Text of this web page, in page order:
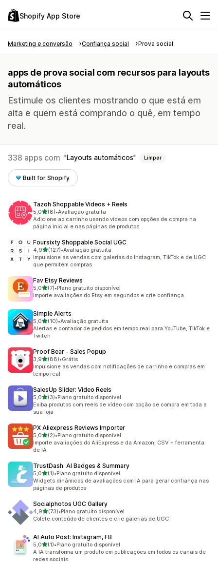
Shopify App Store
Marketing e conversão Confiança social Prova social
apps de prova social com recursos para layouts
automáticos
Estimule os clientes mostrando o que está em
alta e quem está comprando o quê, em tempo
real.
338 apps com Layouts automáticos Limpar
Built for Shopify
Tazoh Shoppable Videos + Reels
5,0de 5 estrelas
(8)
8 avaliações ao todo
•Avaliação gratuita
Adicione ao carrinho usando vídeos com opções de compra na
página inicial e nas páginas de produtos
Foursixty Shoppable Social UGC
4,9de 5 estrelas
(127)
127 avaliações ao todo
•Avaliação gratuita
Impulsione as vendas com galerias do Instagram, TikTok e de UGC
que permitem compras
Fav Etsy Reviews
5,0de 5 estrelas
(7)
7 avaliações ao todo
•Plano gratuito disponível
Importe avaliações do Etsy em segundos e crie confiança
Simple Alerts
5,0de 5 estrelas
(10)
10 avaliações ao todo
•Avaliação gratuita
Alertas e contador de pedidos em tempo real para YouTube, TikTok e
Twitch
Proof Bear ‑ Sales Popup
3,9de 5 estrelas
(88)
88 avaliações ao todo
•Grátis
Impulsione as vendas com notificações de carrinho e compras em
tempo real.
SalesUp Slider: Video Reels
5,0de 5 estrelas
(3)
3 avaliações ao todo
•Plano gratuito disponível
Exiba produtos com reels de vídeo com opção de compra em toda a
sua loja
PX Aliexpress Reviews Importer
5,0de 5 estrelas
(2)
2 avaliações ao todo
•Plano gratuito disponível
Importe avaliações do AliExpress e da Amazon, CSV + ferramenta
de IA
TrustDash: AI Badges & Summary
5,0de 5 estrelas
(1)
1 avaliações ao todo
•Plano gratuito disponível
Widgets dinâmicos de avaliações com IA para gerar confiança nas
páginas de produtos
Socialphotos UGC Gallery
4,9de 5 estrelas
(73)
73 avaliações ao todo
•Plano gratuito disponível
Colete conteúdo de clientes e crie galerias de UGC
AI Auto Post: Instagram, FB
5,0de 5 estrelas
(1)
1 avaliações ao todo
•Plano gratuito disponível
A IA transforma um produto em publicações em todos os canais de
redes sociais.